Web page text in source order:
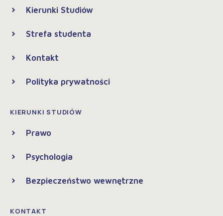
Kierunki Studiów
Strefa studenta
Kontakt
Polityka prywatności
KIERUNKI STUDIÓW
Prawo
Psychologia
Bezpieczeństwo wewnętrzne
KONTAKT